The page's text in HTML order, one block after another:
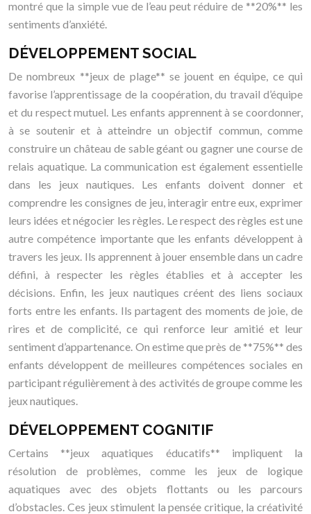
montré que la simple vue de l’eau peut réduire de **20%** les
sentiments d’anxiété.
DÉVELOPPEMENT SOCIAL
De nombreux **jeux de plage** se jouent en équipe, ce qui
favorise l’apprentissage de la coopération, du travail d’équipe
et du respect mutuel. Les enfants apprennent à se coordonner,
à se soutenir et à atteindre un objectif commun, comme
construire un château de sable géant ou gagner une course de
relais aquatique. La communication est également essentielle
dans les jeux nautiques. Les enfants doivent donner et
comprendre les consignes de jeu, interagir entre eux, exprimer
leurs idées et négocier les règles. Le respect des règles est une
autre compétence importante que les enfants développent à
travers les jeux. Ils apprennent à jouer ensemble dans un cadre
défini, à respecter les règles établies et à accepter les
décisions. Enfin, les jeux nautiques créent des liens sociaux
forts entre les enfants. Ils partagent des moments de joie, de
rires et de complicité, ce qui renforce leur amitié et leur
sentiment d’appartenance. On estime que près de **75%** des
enfants développent de meilleures compétences sociales en
participant régulièrement à des activités de groupe comme les
jeux nautiques.
DÉVELOPPEMENT COGNITIF
Certains **jeux aquatiques éducatifs** impliquent la
résolution de problèmes, comme les jeux de logique
aquatiques avec des objets flottants ou les parcours
d’obstacles. Ces jeux stimulent la pensée critique, la créativité